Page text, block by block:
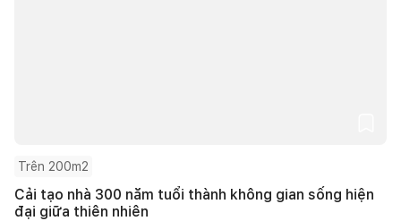
Trên 200m2
Cải tạo nhà 300 năm tuổi thành không gian sống hiện
đại giữa thiên nhiên